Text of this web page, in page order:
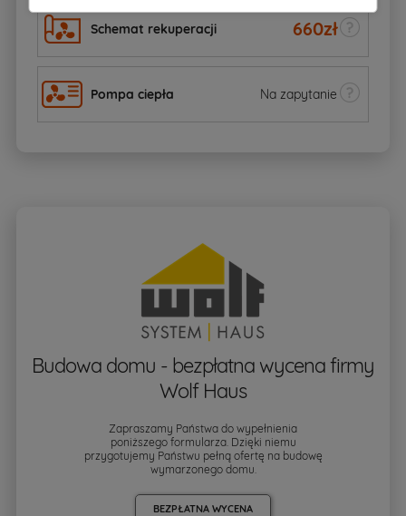
Schemat rekuperacji 660zł
Pompa ciepła Na zapytanie
Budowa domu - bezpłatna wycena firmy
Wolf Haus
Zapraszamy Państwa do wypełnienia
poniższego formularza. Dzięki niemu
przygotujemy Państwu pełną ofertę na budowę
wymarzonego domu.
BEZPŁATNA WYCENA